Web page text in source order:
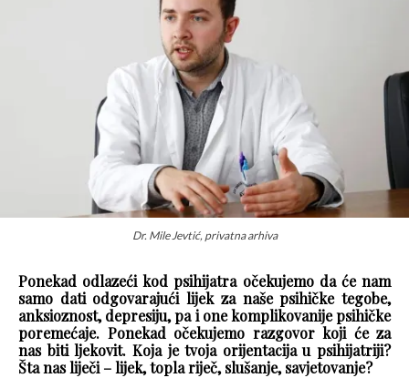
Dr. Mile Jevtić, privatna arhiva
Ponekad odlazeći kod psihijatra očekujemo da će nam
samo dati odgovarajući lijek za naše psihičke tegobe,
anksioznost, depresiju, pa i one komplikovanije psihičke
poremećaje. Ponekad očekujemo razgovor koji će za
nas biti ljekovit. Koja je tvoja orijentacija u psihijatriji?
Šta nas liječi – lijek, topla riječ, slušanje, savjetovanje?